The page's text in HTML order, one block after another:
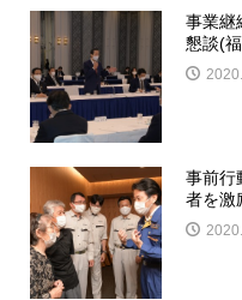
事業継
懇談(
事前行
者を激